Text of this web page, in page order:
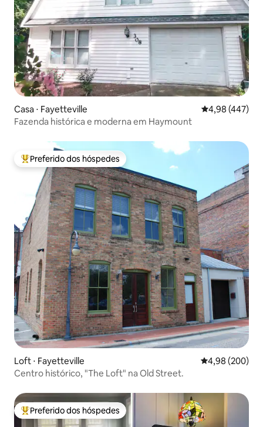
Casa ⋅ Fayetteville 4,98 de uma
4,98 (447)
Fazenda histórica e moderna em Haymount
Entre os melhores preferidos dos hóspedes
Preferido dos hóspedes
Loft ⋅ Fayetteville 4,98 de uma
4,98 (200)
Centro histórico, "The Loft" na Old Street.
Entre os melhores preferidos dos hóspedes
Preferido dos hóspedes